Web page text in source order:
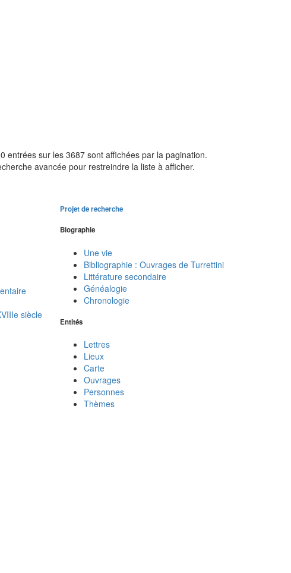
entrées sur les 3687 sont affichées par la pagination.
avancée pour restreindre la liste à afficher.
siècle
Projet de recherche
Biographie
Une vie
Bibliographie : Ouvrages de Turrettini
Littérature secondaire
Généalogie
Chronologie
Entités
Lettres
Lieux
Carte
Ouvrages
Personnes
Thèmes